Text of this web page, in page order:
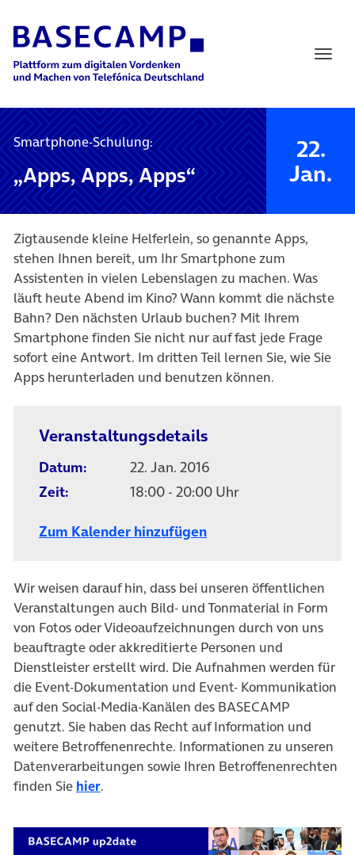
Main Navigation
Smartphone-Schulung:
„Apps, Apps, Apps“
22.
Jan.
Zigtausende kleine Helferlein, so genannte Apps,
stehen Ihnen bereit, um Ihr Smartphone zum
Assistenten in vielen Lebenslagen zu machen. Was
läuft heute Abend im Kino? Wann kommt die nächste
Bahn? Den nächsten Urlaub buchen? Mit Ihrem
Smartphone finden Sie nicht nur auf fast jede Frage
sofort eine Antwort. Im dritten Teil lernen Sie, wie Sie
Apps herunterladen und benutzen können.
Veranstaltungsdetails
Datum:
22. Jan. 2016
Zeit:
18:00 - 20:00 Uhr
Zum Kalender hinzufügen
Wir weisen darauf hin, dass bei unseren öffentlichen
Veranstaltungen auch Bild- und Tonmaterial in Form
von Fotos oder Videoaufzeichnungen durch von uns
beauftragte oder akkreditierte Personen und
Dienstleister erstellt wird. Die Aufnahmen werden für
die Event-Dokumentation und Event- Kommunikation
auf den Social-Media-Kanälen des BASECAMP
genutzt. Sie haben das Recht auf Information und
weitere Betroffenenrechte. Informationen zu unseren
Datenverarbeitungen sowie Ihren Betroffenenrechten
finden Sie hier.